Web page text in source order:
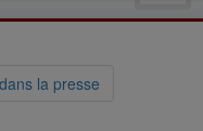
la presse